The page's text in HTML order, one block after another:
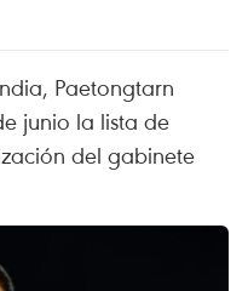
Paetongtarn
junio la lista de
del gabinete